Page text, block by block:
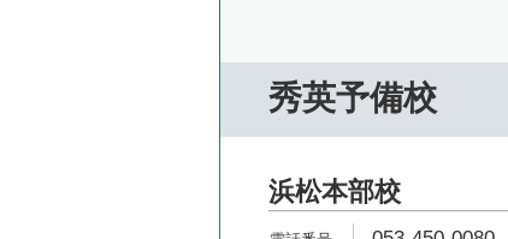
秀英予備校
浜松本部校